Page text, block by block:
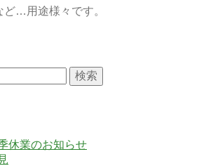
…用途様々です。
休業のお知らせ